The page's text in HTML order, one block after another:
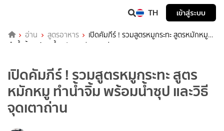
TH เข้าสู่ระบบ
อ่าน สูตรอาหาร
เปิดคัมภีร์ ! รวมสูตรหมูกระทะ สูตรหมักหมู
ทำน้ำจิ้ม พร้อมน้ำซุป และวิธีจุดเตาถ่าน
เปิดคัมภีร์ ! รวมสูตรหมูกระทะ สูตร
หมักหมู ทำน้ำจิ้ม พร้อมน้ำซุป และวิธี
จุดเตาถ่าน